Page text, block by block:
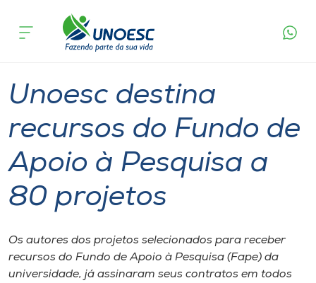
Cursos
Atendimento ao Estudante
Portal de Ensino
A
acontece
Graduação
Unoesc destina
recursos do Fundo de
Apoio à Pesquisa a
80 projetos
Os autores dos projetos selecionados para receber
recursos do Fundo de Apoio à Pesquisa (Fape) da
universidade, já assinaram seus contratos em todos